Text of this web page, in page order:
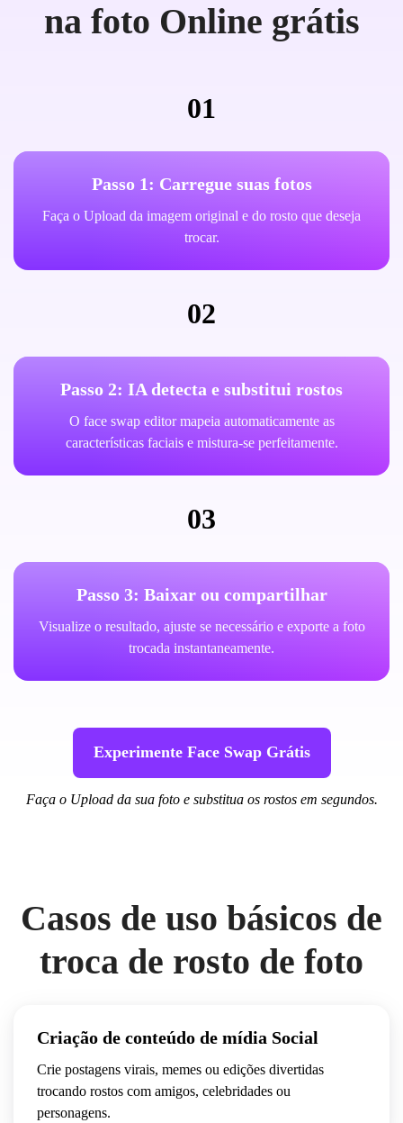
na foto Online grátis
01
Passo 1: Carregue suas fotos
Faça o Upload da imagem original e do rosto que deseja
trocar.
02
Passo 2: IA detecta e substitui rostos
O face swap editor mapeia automaticamente as
características faciais e mistura-se perfeitamente.
03
Passo 3: Baixar ou compartilhar
Visualize o resultado, ajuste se necessário e exporte a foto
trocada instantaneamente.
Experimente Face Swap Grátis
Faça o Upload da sua foto e substitua os rostos em segundos.
Casos de uso básicos de
troca de rosto de foto
Criação de conteúdo de mídia Social
Crie postagens virais, memes ou edições divertidas
trocando rostos com amigos, celebridades ou
personagens.